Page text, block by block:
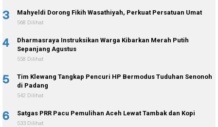
3 Mahyeldi Dorong Fikih Wasathiyah, Perkuat Persatuan Umat
568 Dilihat
4
Dharmasraya Instruksikan Warga Kibarkan Merah Putih
Sepanjang Agustus
558 Dilihat
5
Tim Klewang Tangkap Pencuri HP Bermodus Tuduhan Senonoh
di Padang
542 Dilihat
6 Satgas PRR Pacu Pemulihan Aceh Lewat Tambak dan Kopi
533 Dilihat